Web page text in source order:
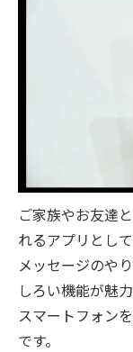
ご家族やお友達
れるアプリとし
メッセージのや
しろい機能が魅力
スマートフォン
です。